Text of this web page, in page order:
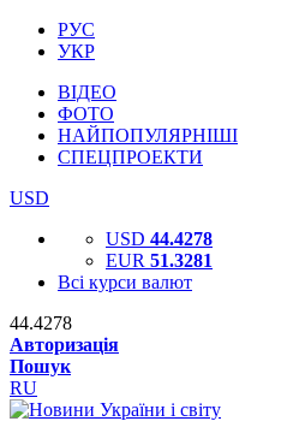
РУС
УКР
ВІДЕО
ФОТО
НАЙПОПУЛЯРНІШІ
СПЕЦПРОЕКТИ
USD
USD 44.4278
EUR 51.3281
Всі курси валют
44.4278
Авторизація
Пошук
RU